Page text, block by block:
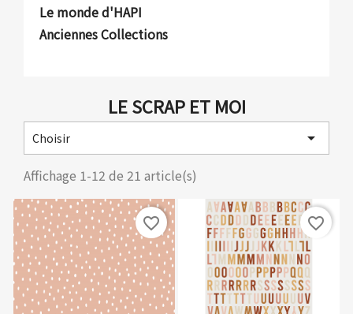
Le monde d'HAPI
Anciennes Collections
LE SCRAP ET MOI
Choisir

Affichage 1-12 de 21 article(s)
favorite_border favorite_border